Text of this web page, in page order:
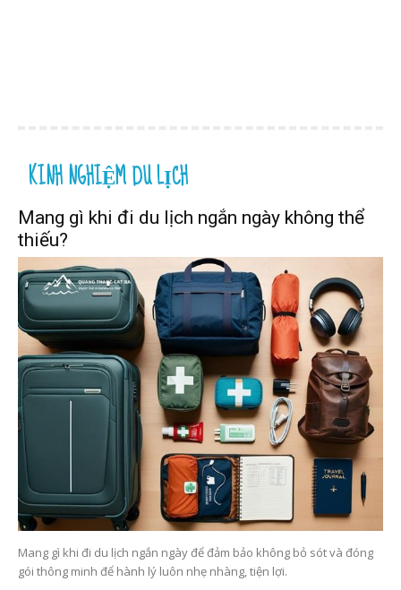
KINH NGHIỆM DU LỊCH
Mang gì khi đi du lịch ngắn ngày không thể
thiếu?
Mang gì khi đi du lịch ngắn ngày để đảm bảo không bỏ sót và đóng
gói thông minh để hành lý luôn nhẹ nhàng, tiện lợi.